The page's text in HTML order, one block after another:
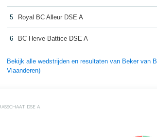
5 Royal BC Alleur DSE A
6 BC Herve-Battice DSE A
Bekijk alle wedstrijden en resultaten van Beker van
Vlaanderen)
DSE A